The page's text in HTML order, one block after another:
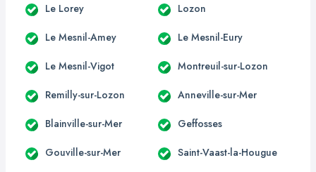
Le Lorey Lozon
Le Mesnil-Amey Le Mesnil-Eury
Le Mesnil-Vigot Montreuil-sur-Lozon
Remilly-sur-Lozon Anneville-sur-Mer
Blainville-sur-Mer Geffosses
Gouville-sur-Mer Saint-Vaast-la-Hougue